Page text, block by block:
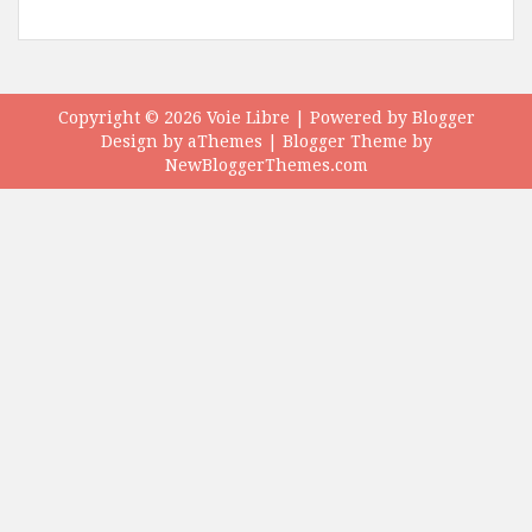
Copyright © 2026 Voie Libre | Powered by Blogger
Design by aThemes | Blogger Theme by
NewBloggerThemes.com